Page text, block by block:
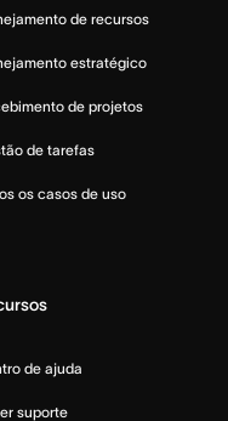
de recursos
estratégico
de projetos
de tarefas
os casos de uso
de ajuda
suporte